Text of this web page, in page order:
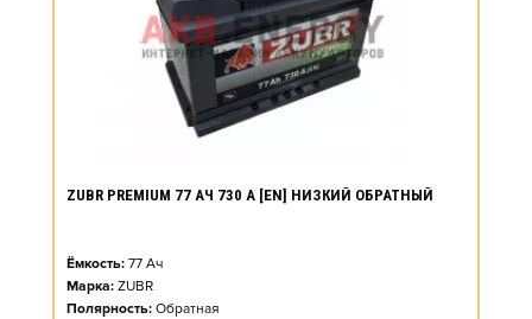
ZUBR PREMIUM 77 АЧ 730 А [EN] НИЗКИЙ ОБРАТНЫЙ
Ёмкость: 77 Ач
Марка: ZUBR
Полярность: Обратная